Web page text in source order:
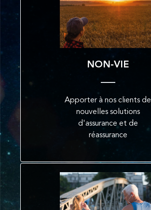
NON-VIE
Apporter à nos clients de
nouvelles solutions
d'assurance et de
réassurance